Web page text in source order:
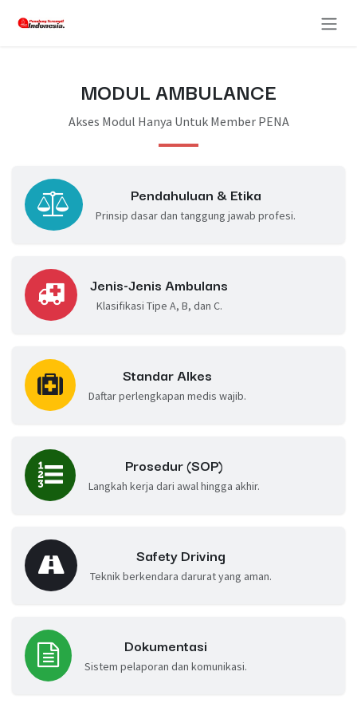
MODUL AMBULANCE
Akses Modul Hanya Untuk Member PENA
Pendahuluan & Etika
Prinsip dasar dan tanggung jawab profesi.
Jenis-Jenis Ambulans
Klasifikasi Tipe A, B, dan C.
Standar Alkes
Daftar perlengkapan medis wajib.
Prosedur (SOP)
Langkah kerja dari awal hingga akhir.
Safety Driving
Teknik berkendara darurat yang aman.
Dokumentasi
Sistem pelaporan dan komunikasi.